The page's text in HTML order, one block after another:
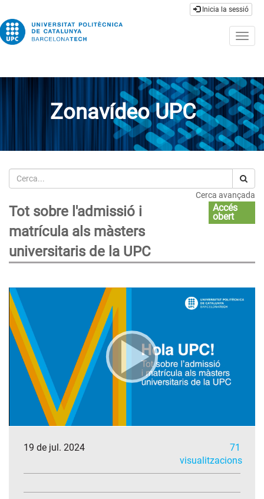
Inicia la sessió
Zonavídeo UPC
Cerca
Cerca avançada
Tot sobre l'admissió i
matrícula als màsters
universitaris de la UPC
Accés
obert
19 de jul. 2024
71
visualitzacions